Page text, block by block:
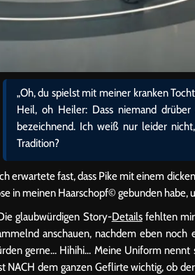
„Oh, du spielst mit meiner kranken
Heil, oh Heiler: Dass niemand
bezeichnend. Ich weiß nur leider
Tradition?
erwartete fast, dass Pike mit einem
in meinen Haarschopf© gebunden habe,
glaubwürdigen Story-Detailsfehlten mir
anschauen, nachdem eben noch
gerne… Hihihi… Meine Uniform nennt
NACH dem ganzen Geflirte wichtig, ob